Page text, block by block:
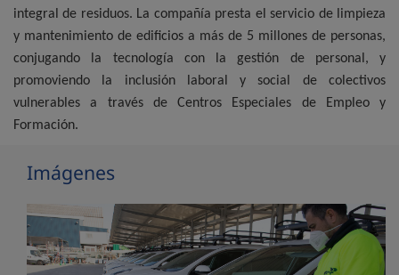
integral de residuos. La compañía presta el servicio de limpieza
y mantenimiento de edificios a más de 5 millones de personas,
conjugando la tecnología con la gestión de personal, y
promoviendo la inclusión laboral y social de colectivos
vulnerables a través de Centros Especiales de Empleo y
Formación.
Imágenes